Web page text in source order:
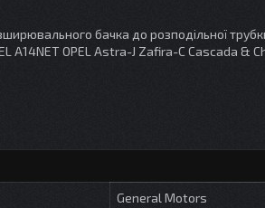
бачка до розподільної
A14NET OPEL Astra-J Zafira-C Cascada &
General Motors